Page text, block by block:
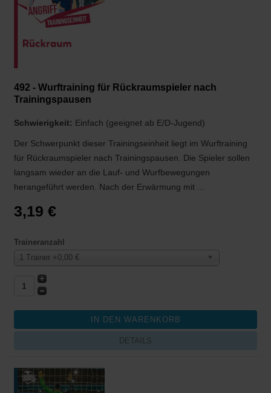
492 - Wurftraining für Rückraumspieler nach
Trainingspausen
Schwierigkeit: Einfach (geeignet ab E/D-Jugend)
Der Schwerpunkt dieser Trainingseinheit liegt im Wurftraining
für Rückraumspieler nach Trainingspausen. Die Spieler sollen
langsam wieder an die Lauf- und Wurfbewegungen
herangeführt werden. Nach der Erwärmung mit ...
3,19 €
Traineranzahl
1 Trainer +0,00 €
DETAILS